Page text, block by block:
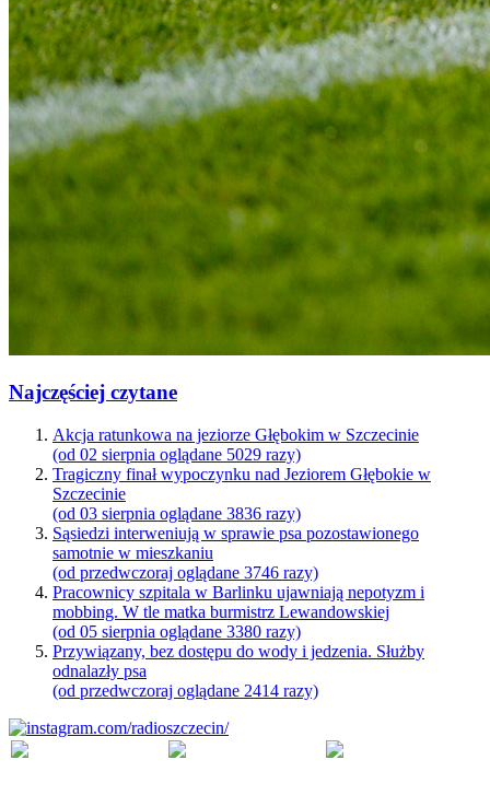
Najczęściej czytane
Akcja ratunkowa na jeziorze Głębokim w Szczecinie
(od 02 sierpnia oglądane 5029 razy)
Tragiczny finał wypoczynku nad Jeziorem Głębokie w
Szczecinie
(od 03 sierpnia oglądane 3836 razy)
Sąsiedzi interweniują w sprawie psa pozostawionego
samotnie w mieszkaniu
(od przedwczoraj oglądane 3746 razy)
Pracownicy szpitala w Barlinku ujawniają nepotyzm i
mobbing. W tle matka burmistrz Lewandowskiej
(od 05 sierpnia oglądane 3380 razy)
Przywiązany, bez dostępu do wody i jedzenia. Służby
odnalazły psa
(od przedwczoraj oglądane 2414 razy)